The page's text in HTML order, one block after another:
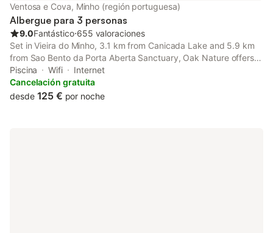
Ventosa e Cova, Minho (región portuguesa)
Albergue para 3 personas
9.0Fantástico⋅655 valoraciones
Set in Vieira do Minho, 3.1 km from Canicada Lake and 5.9 km
from Sao Bento da Porta Aberta Sanctuary, Oak Nature offers
accommodation with free WiFi, a garden with an outdoor
swimming pool, mountain views, and access to a fitness room
and a sauna.
Piscina Wifi
Internet
Cancelación gratuita
desde 125 € por noche